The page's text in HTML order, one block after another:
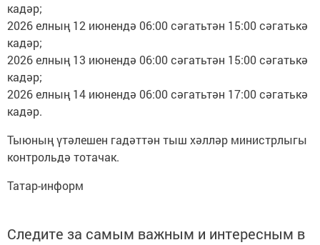
кадәр;
2026 елның 12 июнендә 06:00 сәгатьтән 15:00 сәгатькә
кадәр;
2026 елның 13 июнендә 06:00 сәгатьтән 15:00 сәгатькә
кадәр;
2026 елның 14 июнендә 06:00 сәгатьтән 17:00 сәгатькә
кадәр.
Тыюның үтәлешен гадәттән тыш хәлләр министрлыгы
контрольдә тотачак.
Татар-информ
Следите за самым важным и интересным в